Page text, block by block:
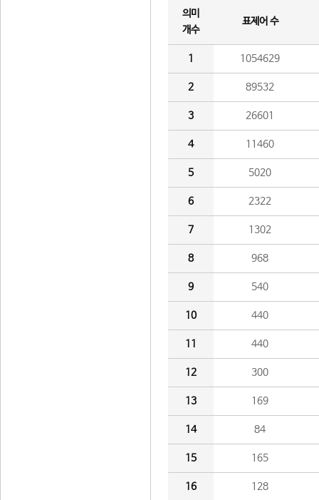
의미
개수
표제어 수
1 1054629
2 89532
3 26601
4 11460
5 5020
6 2322
7 1302
8 968
9 540
10 440
11 440
12 300
13 169
14 84
15 165
16 128